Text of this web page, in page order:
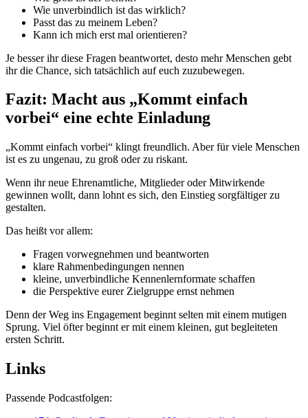
Wie unverbindlich ist das wirklich?
Passt das zu meinem Leben?
Kann ich mich erst mal orientieren?
Je besser ihr diese Fragen beantwortet, desto mehr Menschen gebt
ihr die Chance, sich tatsächlich auf euch zuzubewegen.
Fazit: Macht aus „Kommt einfach
vorbei“ eine echte Einladung
„Kommt einfach vorbei“ klingt freundlich. Aber für viele Menschen
ist es zu ungenau, zu groß oder zu riskant.
Wenn ihr neue Ehrenamtliche, Mitglieder oder Mitwirkende
gewinnen wollt, dann lohnt es sich, den Einstieg sorgfältiger zu
gestalten.
Das heißt vor allem:
Fragen vorwegnehmen und beantworten
klare Rahmenbedingungen nennen
kleine, unverbindliche Kennenlernformate schaffen
die Perspektive eurer Zielgruppe ernst nehmen
Denn der Weg ins Engagement beginnt selten mit einem mutigen
Sprung. Viel öfter beginnt er mit einem kleinen, gut begleiteten
ersten Schritt.
Links
Passende Podcastfolgen: